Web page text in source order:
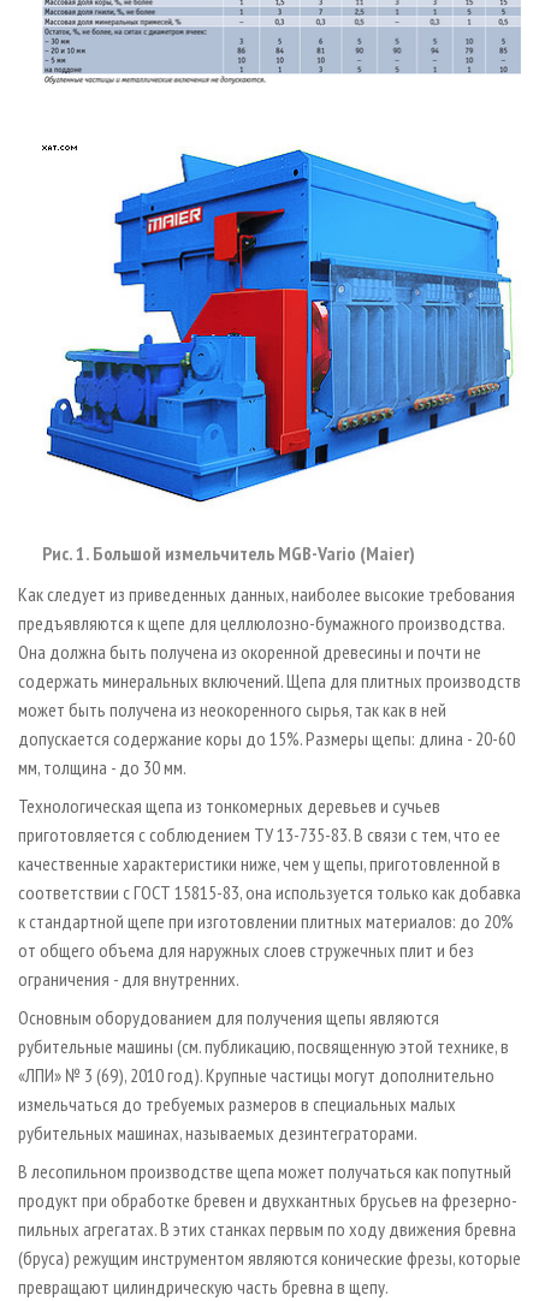
Рис. 1. Большой измельчитель MGB-Vario (Maier)
Как следует из приведенных данных, наиболее высокие требования
предъявляются к щепе для целлюлозно­-бумажного производства.
Она должна быть получена из окоренной древесины и почти не
содержать минеральных включений. Щепа для плитных производств
может быть получена из неокоренного сырья, так как в ней
допускается содержание коры до 15%. Размеры щепы: длина - 20-60
мм, толщина - до 30 мм.
Технологическая щепа из тонкомерных деревьев и сучьев
приготовляется с соблюдением ТУ 13­-735­-83. В связи с тем, что ее
качественные характеристики ниже, чем у щепы, приготовленной в
соответствии с ГОСТ 15815­-83, она используется только как добавка
к стандартной щепе при изготовлении плитных материалов: до 20%
от общего объема для наружных слоев стружечных плит и без
ограничения - для внутренних.
Основным оборудованием для получения щепы являются
рубительные машины (см. публикацию, посвященную этой технике, в
«ЛПИ» № 3 (69), 2010 год). Крупные частицы могут дополнительно
измельчаться до требуемых размеров в специальных малых
рубительных машинах, называемых дезинтеграторами.
В лесопильном производстве щепа может получаться как попутный
продукт при обработке бревен и двухкантных брусьев на фрезерно­-
пильных агрегатах. В этих станках первым по ходу движения бревна
(бруса) режущим инструментом являются конические фрезы, которые
превращают цилиндрическую часть бревна в щепу.